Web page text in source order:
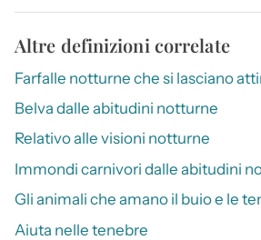
Altre definizioni correlate
Farfalle notturne che si lasciano
Belva dalle abitudini notturne
Relativo alle visioni notturne
Immondi carnivori dalle abitudini
Gli animali che amano il buio e le
Aiuta nelle tenebre